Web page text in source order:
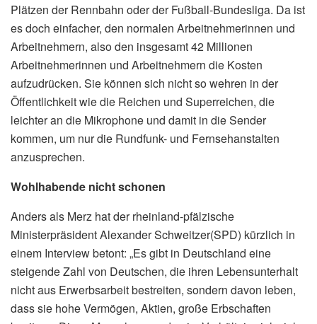
Plätzen der Rennbahn oder der Fußball-Bundesliga. Da ist
es doch einfacher, den normalen Arbeitnehmerinnen und
Arbeitnehmern, also den insgesamt 42 Millionen
Arbeitnehmerinnen und Arbeitnehmern die Kosten
aufzudrücken. Sie können sich nicht so wehren in der
Öffentlichkeit wie die Reichen und Superreichen, die
leichter an die Mikrophone und damit in die Sender
kommen, um nur die Rundfunk- und Fernsehanstalten
anzusprechen.
Wohlhabende nicht schonen
Anders als Merz hat der rheinland-pfälzische
Ministerpräsident Alexander Schweitzer(SPD) kürzlich in
einem Interview betont: „Es gibt in Deutschland eine
steigende Zahl von Deutschen, die ihren Lebensunterhalt
nicht aus Erwerbsarbeit bestreiten, sondern davon leben,
dass sie hohe Vermögen, Aktien, große Erbschaften